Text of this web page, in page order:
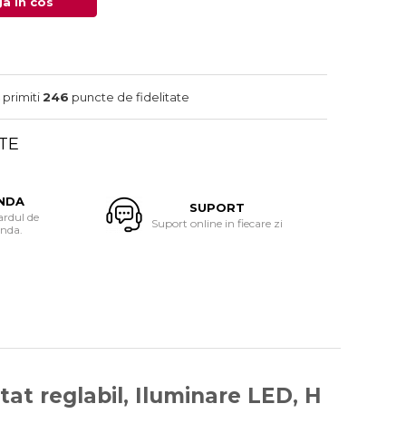
primiti246 puncte de fidelitate
de
SUPORT
Suport online in fiecare zi
reglabil, Iluminare LED, H